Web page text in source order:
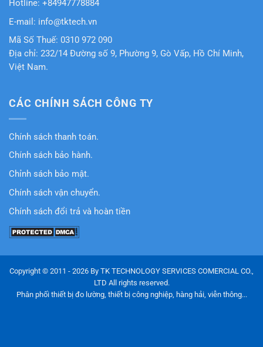
Hotline: +84947778884
E-mail: info@tktech.vn
Mã Số Thuế: 0310 972 090
Địa chỉ: 232/14 Đường số 9, Phường 9, Gò Vấp, Hồ Chí Minh,
Việt Nam.
CÁC CHÍNH SÁCH CÔNG TY
Chính sách thanh toán.
Chính sách bảo hành.
Chỉnh sách bảo mật.
Chính sách vận chuyển.
Chính sách đổi trả và hoàn tiền
Copyright © 2011 - 2026 By TK TECHNOLOGY SERVICES COMERCIAL CO.,
LTD All rights reserved.
Phân phối thiết bị đo lường, thiết bị công nghiệp, hàng hải, viễn thông...